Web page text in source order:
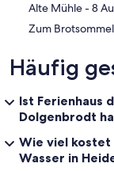
‪Alte
Häufig
Ist Ferienhaus
Dolgenbrodt
Wie viel kostet
Wasser in